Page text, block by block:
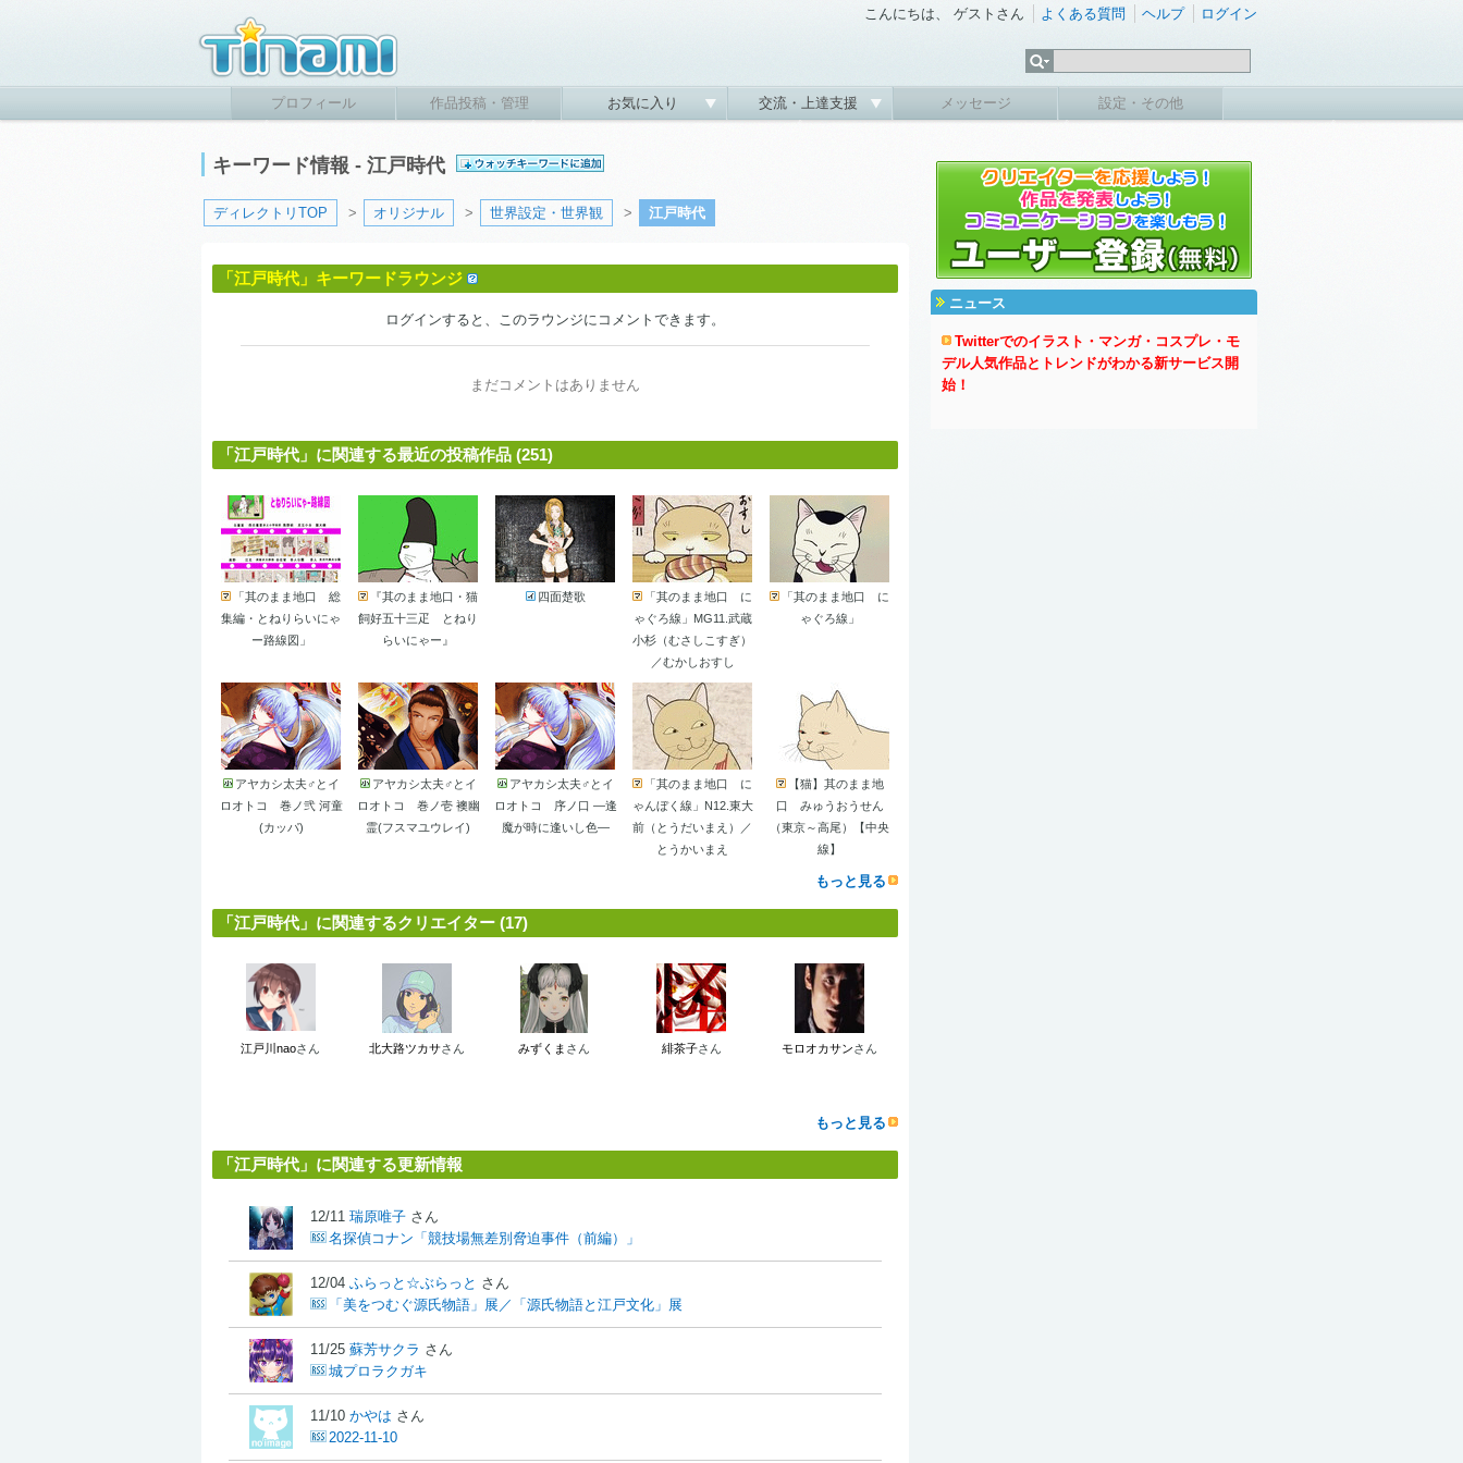
こんにちは、 ゲストさん よくある質問 ヘルプ ログイン
プロフィール 作品投稿・管理 お気に入り 交流・上達支援 メッセージ 設定・その他
キーワード情報 - 江戸時代
ディレクトリTOP > オリジナル > 世界設定・世界観 > 江戸時代
「江戸時代」キーワードラウンジ
ログインすると、このラウンジにコメントできます。
まだコメントはありません
「江戸時代」に関連する最近の投稿作品 (251)
「其のまま地口 総
集編・とねりらいにゃ
ー路線図」
『其のまま地口・猫
飼好五十三疋 とねり
らいにゃー』
四面楚歌
「其のまま地口 に
ゃぐろ線」MG11.武蔵
小杉（むさしこすぎ）
／むかしおすし
「其のまま地口 に
ゃぐろ線」
アヤカシ太夫♂とイ
ロオトコ 巻ノ弐 河童
(カッパ)
アヤカシ太夫♂とイ
ロオトコ 巻ノ壱 襖幽
霊(フスマユウレイ)
アヤカシ太夫♂とイ
ロオトコ 序ノ口 ―逢
魔が時に逢いし色―
「其のまま地口 に
ゃんぼく線」N12.東大
前（とうだいまえ）／
とうかいまえ
【猫】其のまま地
口 みゅうおうせん
（東京～高尾）【中央
線】
もっと見る
「江戸時代」に関連するクリエイター (17)
江戸川naoさん 北大路ツカサさん みずくま さん 緋茶子さん モロオカサンさん
もっと見る
「江戸時代」に関連する更新情報
12/11 瑞原唯子 さん
名探偵コナン「競技場無差別脅迫事件（前編）」
12/04 ふらっと☆ぶらっと さん
「美をつむぐ源氏物語」展／「源氏物語と江戸文化」展
11/25 蘇芳サクラ さん
城プロラクガキ
11/10 かやは さん
2022-11-10
ニュース
Twitterでのイラスト・マンガ・コスプレ・モ
デル人気作品とトレンドがわかる新サービス開
始！